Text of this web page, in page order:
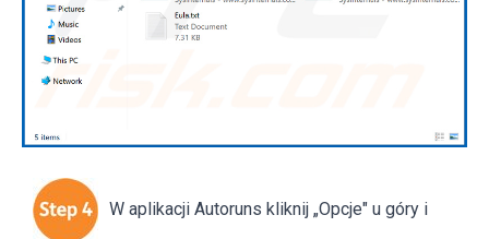
W aplikacji Autoruns kliknij „Opcje" u góry i